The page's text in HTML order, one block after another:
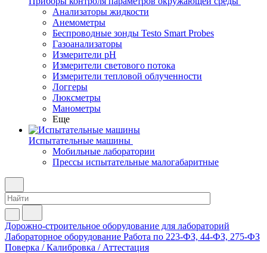
Анализаторы жидкости
Анемометры
Беспроводные зонды Testo Smart Probes
Газоанализаторы
Измерители pH
Измерители светового потока
Измерители тепловой облученности
Логгеры
Люксметры
Манометры
Еще
Испытательные машины
Мобильные лаборатории
Прессы испытательные малогабаритные
Дорожно-строительное оборудование для лабораторий
Лабораторное оборудование Работа по 223-ФЗ, 44-ФЗ, 275-ФЗ
Поверка / Калибровка / Аттестация